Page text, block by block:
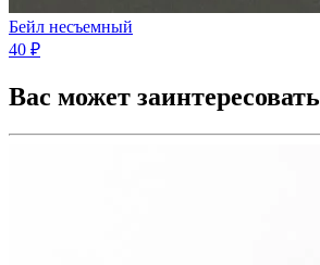
Бейл несъемный
40 ₽
Вас может заинтересовать